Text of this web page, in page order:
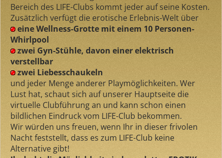
Bereich des LIFE-Clubs kommt jeder auf seine Kosten.
Zusätzlich verfügt die erotische Erlebnis-Welt über
eine Wellness-Grotte mit einem 10 Personen-
Whirlpool
zwei Gyn-Stühle, davon einer elektrisch
verstellbar
zwei Liebesschaukeln
und jeder Menge anderer Playmöglichkeiten. Wer
Lust hat, schaut sich auf unserer Hauptseite die
virtuelle Clubführung an und kann schon einen
bildlichen Eindruck vom LIFE-Club bekommen.
Wir würden uns freuen, wenn Ihr in dieser frivolen
Nacht feststellt, dass es zum LIFE-Club keine
Alternative gibt!